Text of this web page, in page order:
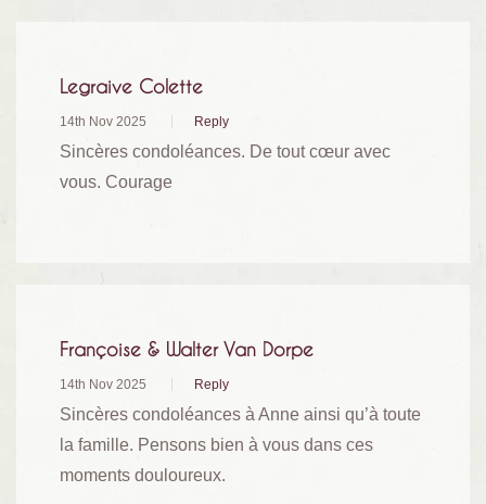
Legraive Colette
14th Nov 2025 Reply
Sincères condoléances. De tout cœur avec
vous. Courage
Françoise & Walter Van Dorpe
14th Nov 2025 Reply
Sincères condoléances à Anne ainsi qu’à toute
la famille. Pensons bien à vous dans ces
moments douloureux.